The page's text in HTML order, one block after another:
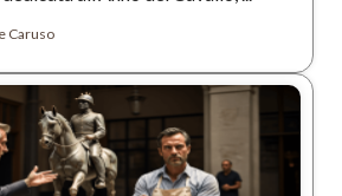
Caruso